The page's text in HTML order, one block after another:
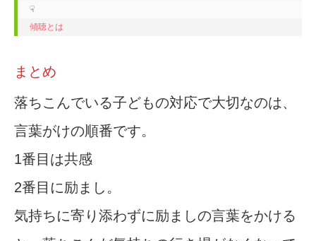
傾聴とは
まとめ
落ちこんでいる子どもの対応で大切なのは、
言葉がけの順番です。
1番目は共感
2番目に励まし。
気持ちに寄り添わずに励ましの言葉をかける